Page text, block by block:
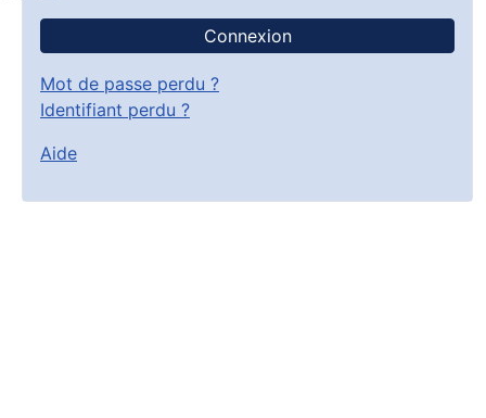
Connexion
Mot de passe perdu ?
Identifiant perdu ?
Aide